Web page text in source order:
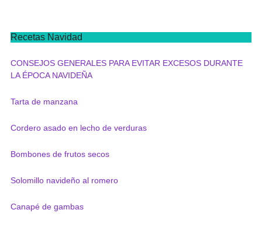
Recetas Navidad
CONSEJOS GENERALES PARA EVITAR EXCESOS DURANTE
LA ÉPOCA NAVIDEÑA
Tarta de manzana
Cordero asado en lecho de verduras
Bombones de frutos secos
Solomillo navideño al romero
Canapé de gambas